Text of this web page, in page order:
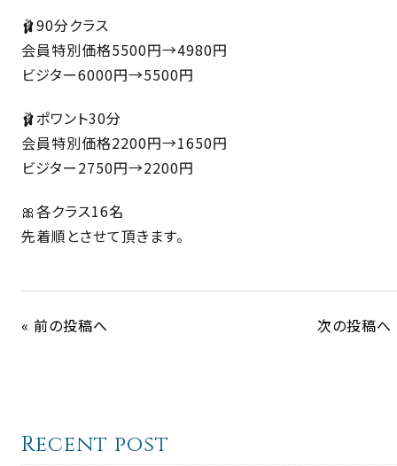
🩰90分クラス
会員特別価格5500円→4980円
ビジター6000円→5500円
🩰ポワント30分
会員特別価格2200円→1650円
ビジター2750円→2200円
🎀各クラス16名
先着順とさせて頂きます。
« 前の投稿へ 次の投稿へ
Recent post